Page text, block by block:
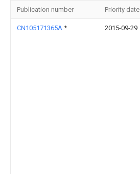
Publication number Priority date
CN105171365A * 2015-09-29